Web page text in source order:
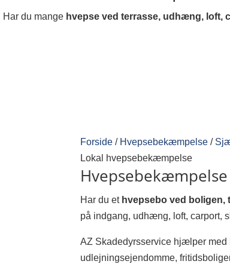
Har du mange hvepse ved terrasse, udhæng, loft,
Forside / Hvepsebekæmpelse /
Lokal hvepsebekæmpelse
Har du et hvepsebo ved boligen,
på indgang, udhæng, loft, carport,
AZ Skadedyrsservice hjælper med
udlejningsejendomme,